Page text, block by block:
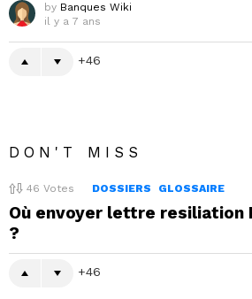
by Banques Wiki
il y a 7 ans
46
DON'T MISS
46 Votes DOSSIERS GLOSSAIRE
Où envoyer lettre resiliation
?
46